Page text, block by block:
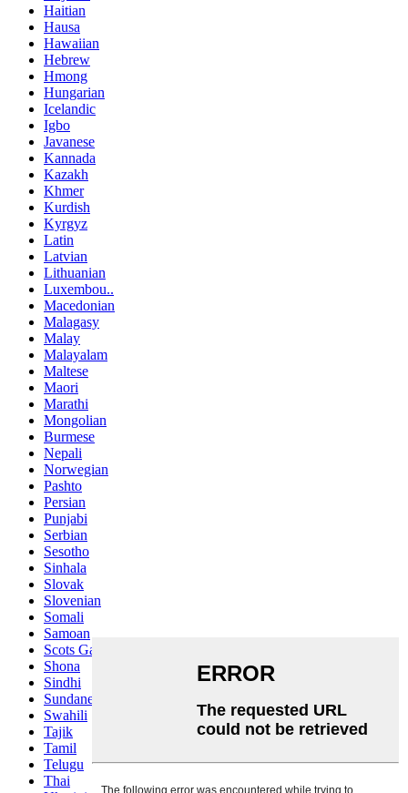
Haitian
Hausa
Hawaiian
Hebrew
Hmong
Hungarian
Icelandic
Igbo
Javanese
Kannada
Kazakh
Khmer
Kurdish
Kyrgyz
Latin
Latvian
Lithuanian
Luxembou..
Macedonian
Malagasy
Malay
Malayalam
Maltese
Maori
Marathi
Mongolian
Burmese
Nepali
Norwegian
Pashto
Persian
Punjabi
Serbian
Sesotho
Sinhala
Slovak
Slovenian
Somali
Samoan
Scots Gaelic
Shona
Sindhi
Sundanese
Swahili
Tajik
Tamil
Telugu
Thai